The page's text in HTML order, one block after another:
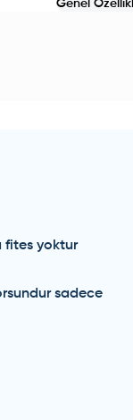
Genel
fites yoktur
sadece